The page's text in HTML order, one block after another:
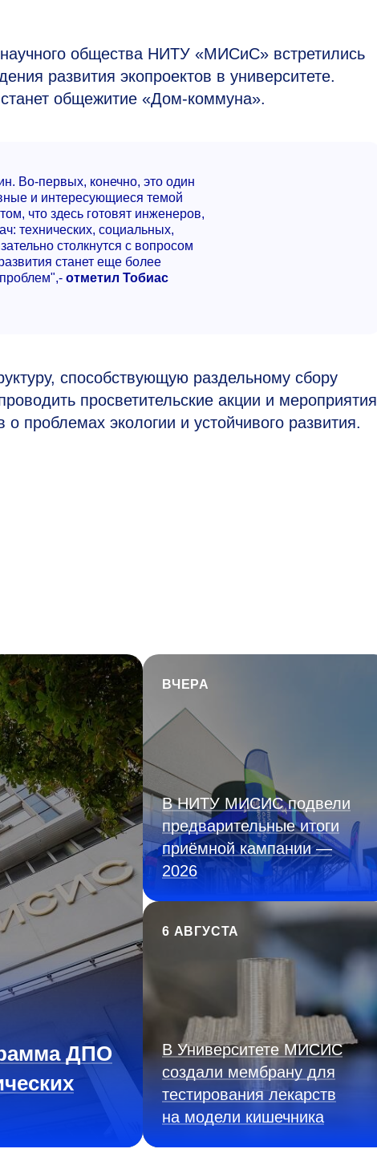
общества НИТУ «МИСиС» встретились
развития экопроектов в университете.
общежитие «Дом-коммуна».
Во-первых, конечно, это один
и интересующиеся темой
что здесь готовят инженеров,
технических, социальных,
столкнутся с вопросом
станет еще более
отметил Тобиас
способствующую раздельному сбору
просветительские акции и мероприятия
проблемах экологии и устойчивого развития.
ДПО
ВЧЕРА
В НИТУ МИСИС подвели
предварительные итоги
приёмной кампании —
2026
6 АВГУСТА
В Университете МИСИС
создали мембрану для
тестирования лекарств
на модели кишечника